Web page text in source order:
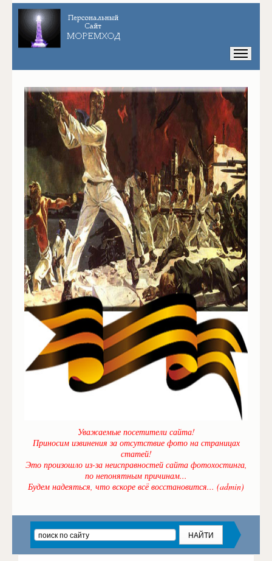
Уважаемые посетители сайта!
Приносим извинения за отсутствие фото на страницах
статей!
Это произошло из-за неисправностей сайта фотохостинга,
по непонятным причинам...
Будем надеяться, что вскоре всё восстановится... (admin)